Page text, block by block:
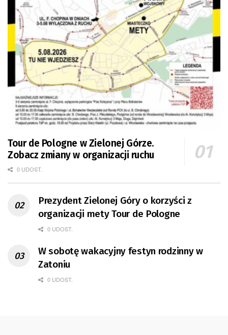
Tour de Pologne w Zielonej Górze.
Zobacz zmiany w organizacji ruchu
0 UDOST.
Prezydent Zielonej Góry o korzyści z
organizacji mety Tour de Pologne
0 UDOST.
W sobotę wakacyjny festyn rodzinny w
Zatoniu
0 UDOST.